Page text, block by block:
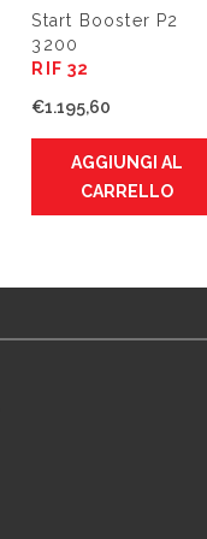
Start Booster P2
3200
RIF 32
€1.195,60
AGGIUNGI AL
CARRELLO